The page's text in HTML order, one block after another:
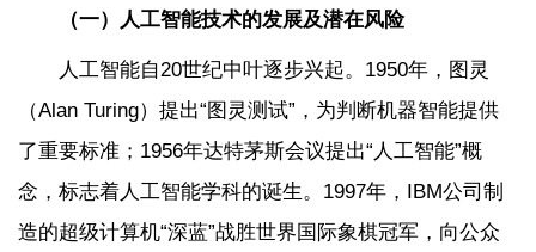
（一）人工智能技术的发展及潜在风险
人工智能自20世纪中叶逐步兴起。1950年，图灵
（Alan Turing）提出“图灵测试”，为判断机器智能提供
了重要标准；1956年达特茅斯会议提出“人工智能”概
念，标志着人工智能学科的诞生。1997年，IBM公司制
造的超级计算机“深蓝”战胜世界国际象棋冠军，向公众